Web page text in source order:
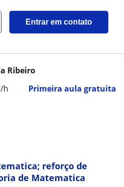
Entrar em contato
/h Primeira aula gratuita
Ribeiro
reforço de
de Matematica